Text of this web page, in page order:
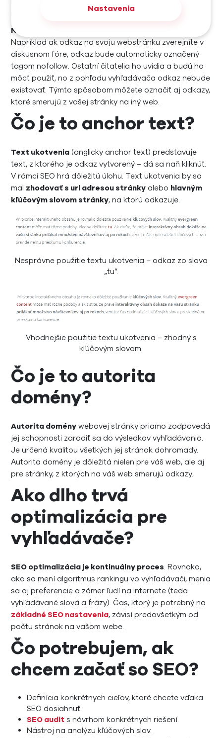
relevancie vašej stránky.
Nofollow odkazy slúžia na zamedzenie spamu
Napríklad ak odkaz na svoju webstránku zverejníte v
diskusnom fóre, odkaz bude automaticky označený
tagom nofollow. Ostatní čitatelia ho uvidia a budú ho
môcť použiť, no z pohľadu vyhľadávača odkaz nebude
existovať. Týmto spôsobom môžete označiť aj odkazy,
ktoré smerujú z vašej stránky na iný web.
Čo je to anchor text?
Text ukotvenia (anglicky anchor text) predstavuje
text, z ktorého je odkaz vytvorený – dá sa naň kliknúť.
V rámci SEO hrá dôležitú úlohu. Text ukotvenia by sa
mal zhodovať s url adresou stránky alebo hlavným
kľúčovým slovom stránky, na ktorú odkazuje.
Nesprávne použitie textu ukotvenia – odkaz zo slova
„tu”.
Vhodnejšie použitie textu ukotvenia – zhodný s
kľúčovým slovom.
Čo je to autorita
domény?
Autorita domény webovej stránky priamo zodpovedá
jej schopnosti zaradiť sa do výsledkov vyhľadávania.
Je určená kvalitou všetkých jej stránok dohromady.
Autorita domény je dôležitá nielen pre váš web, ale aj
pre stránky, z ktorých na váš web smerujú odkazy.
Ako dlho trvá
optimalizácia pre
vyhľadávače?
SEO optimalizácia je kontinuálny proces. Rovnako,
ako sa mení algoritmus rankingu vo vyhľadávači, menia
sa aj preferencie a zámer ľudí na internete (teda
vyhľadávané slová a frázy). Čas, ktorý je potrebný na
základné SEO nastavenia, závisí predovšetkým od
počtu stránok na vašom webe.
Čo potrebujem, ak
chcem začať so SEO?
Definícia konkrétnych cieľov, ktoré chcete vďaka
SEO dosiahnuť.
SEO audit s návrhom konkrétnych riešení.
Nástroj na analýzu kľúčových slov.
Nastavenia